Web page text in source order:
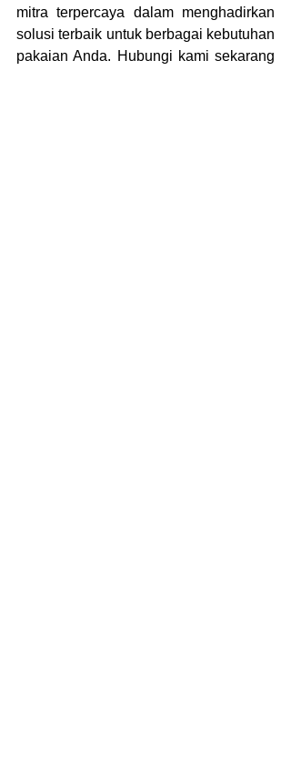
mitra terpercaya dalam menghadirkan
solusi terbaik untuk berbagai kebutuhan
pakaian Anda. Hubungi kami sekarang